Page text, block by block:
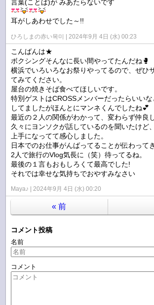
言葉(ことば)が みあたらないです
耳がしあわせでした～!!
ひろしまの赤い목미 2024年9月 4日 (水) 00:23
こんばんは★
ボクシングそんなに長い間やってたんだね🥊
横浜でいろいろなお祭りやってるので、ぜひ
てみてください。
屋台の焼きそば食べてほしいです。
特別ゲストはCROSSメンバーだったらいい
してましたがほんとにマンネくんでしたね💕
最近の２人の関係がわかって、変わらず仲良
久々にヨンソクが話しているのを聞いたけど
上手になってて感心しました。
日本でのお仕事がんばってることが伝わって
2人で旅行のVlog気長に（笑）待ってるね。
最後の１言もおもしろくて最高でした!
それでは幸せな気持ちでおやすみなさい
Maya♪ 2024年9月 4日 (水) 00:20
« 前
コメント投稿
名前
コメント